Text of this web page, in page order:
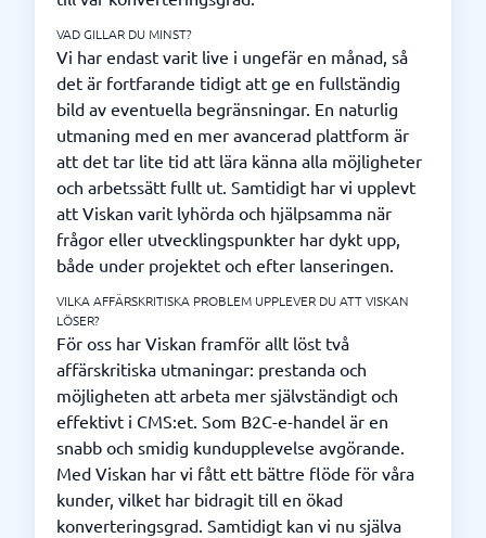
VAD GILLAR DU MINST?
Vi har endast varit live i ungefär en månad, så
det är fortfarande tidigt att ge en fullständig
bild av eventuella begränsningar. En naturlig
utmaning med en mer avancerad plattform är
att det tar lite tid att lära känna alla möjligheter
och arbetssätt fullt ut. Samtidigt har vi upplevt
att Viskan varit lyhörda och hjälpsamma när
frågor eller utvecklingspunkter har dykt upp,
både under projektet och efter lanseringen.
VILKA AFFÄRSKRITISKA PROBLEM UPPLEVER DU ATT VISKAN
LÖSER?
För oss har Viskan framför allt löst två
affärskritiska utmaningar: prestanda och
möjligheten att arbeta mer självständigt och
effektivt i CMS:et. Som B2C-e-handel är en
snabb och smidig kundupplevelse avgörande.
Med Viskan har vi fått ett bättre flöde för våra
kunder, vilket har bidragit till en ökad
konverteringsgrad. Samtidigt kan vi nu själva